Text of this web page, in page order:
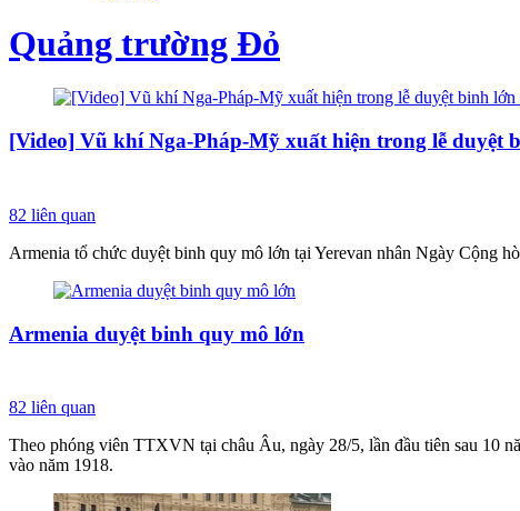
Quảng trường Đỏ
[Video] Vũ khí Nga-Pháp-Mỹ xuất hiện trong lễ duyệt
82 liên quan
Armenia tổ chức duyệt binh quy mô lớn tại Yerevan nhân Ngày Cộng
Armenia duyệt binh quy mô lớn
82 liên quan
Theo phóng viên TTXVN tại châu Âu, ngày 28/5, lần đầu tiên sau 10
vào năm 1918.